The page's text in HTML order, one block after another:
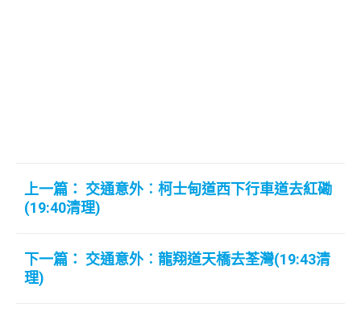
上一篇： 交通意外︰柯士甸道西下行車道去紅磡
(19:40清理)
下一篇： 交通意外︰龍翔道天橋去荃灣(19:43清
理)